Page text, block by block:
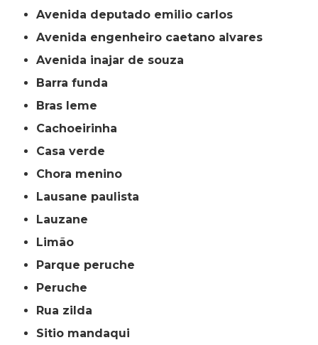
avenida deputado emilio carlos
avenida engenheiro caetano alvares
avenida inajar de souza
barra funda
bras leme
cachoeirinha
casa verde
chora menino
lausane paulista
lauzane
limão
parque peruche
peruche
rua zilda
sitio mandaqui